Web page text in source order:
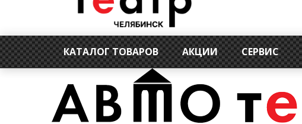
КАТАЛОГ ТОВАРОВ АКЦИИ СЕРВИС